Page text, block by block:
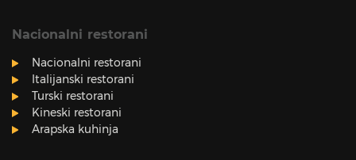
Nacionalni restorani
Nacionalni restorani
Italijanski restorani
Turski restorani
Kineski restorani
Arapska kuhinja